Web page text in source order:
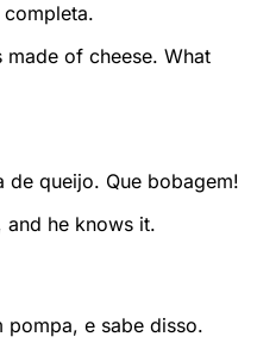
made of cheese. What
de queijo. Que bobagem!
and he knows it.
pompa, e sabe disso.